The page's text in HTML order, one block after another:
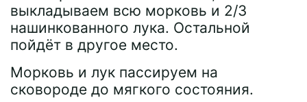
выкладываем всю морковь и 2/3
нашинкованного лука. Остальной
пойдёт в другое место.
Морковь и лук пассируем на
сковороде до мягкого состояния.